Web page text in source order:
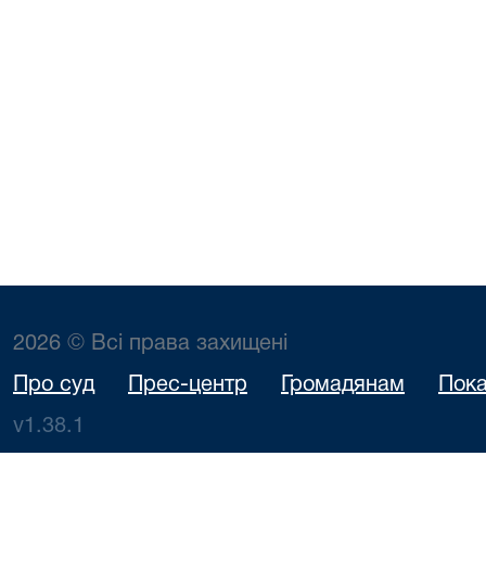
2026 © Всі права захищені
Про суд Прес-центр Громадянам
v1.38.1